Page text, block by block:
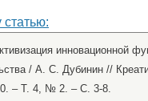
статью:
инновационной
/ А. С. Дубинин //
– Т. 4, № 2. – С. 3-8.